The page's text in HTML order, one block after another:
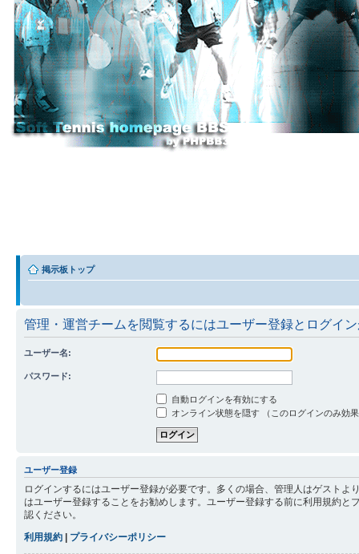
掲示板トップ
管理・運営チームを閲覧するにはユーザー登録とログイ
ユーザー名:
パスワード:
自動ログインを有効にする
オンライン状態を隠す （このログインのみ効
ユーザー登録
ログインするにはユーザー登録が必要です。多くの場合、管理人はゲスト
はユーザー登録することをお勧めします。ユーザー登録する前に利用規約
認ください。
利用規約 | プライバシーポリシー